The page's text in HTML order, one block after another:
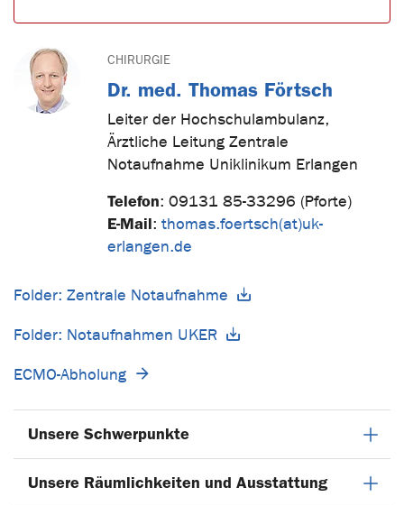
CHIRURGIE
Dr. med. Thomas Förtsch
Leiter der Hochschulambulanz,
Ärztliche Leitung Zentrale
Notaufnahme Uniklinikum Erlangen
Telefon: 09131 85-33296 (Pforte)
E-Mail: thomas.foertsch(at)uk-
erlangen.de
Folder: Zentrale Notaufnahme
Folder: Notaufnahmen UKER
ECMO-Abholung
Unsere Schwerpunkte
Unsere Räumlichkeiten und Ausstattung